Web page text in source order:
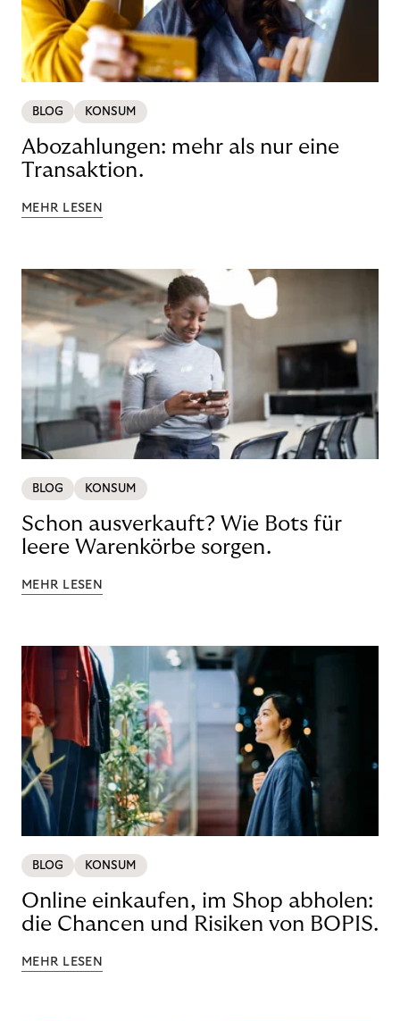
BLOG KONSUM
Abozahlungen: mehr als nur eine
Transaktion.
MEHR LESEN
BLOG KONSUM
Schon ausverkauft? Wie Bots für
leere Warenkörbe sorgen.
MEHR LESEN
BLOG KONSUM
Online einkaufen, im Shop abholen:
die Chancen und Risiken von BOPIS.
MEHR LESEN